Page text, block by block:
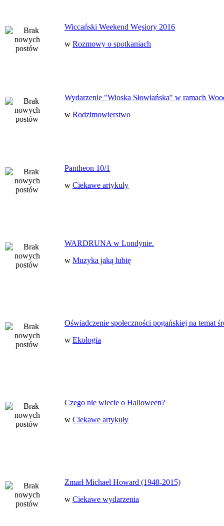
Wiccański Weekend Węsiory 2016
w Rozmowy o spotkaniach
Wydarzenie "Wioska Słowiańska" w ramach
w Rodzimowierstwo
Pantheon 10/1
w Ciekawe artykuły
WARDRUNA w Londynie.
w Muzyka jaką lubię
Oświadczenie społeczności pogańskiej na temat
w Ekologia
Czego nie wiecie o Halloween?
w Ciekawe artykuły
Zmarł Michael Howard (1948-2015)
w Ciekawe wydarzenia